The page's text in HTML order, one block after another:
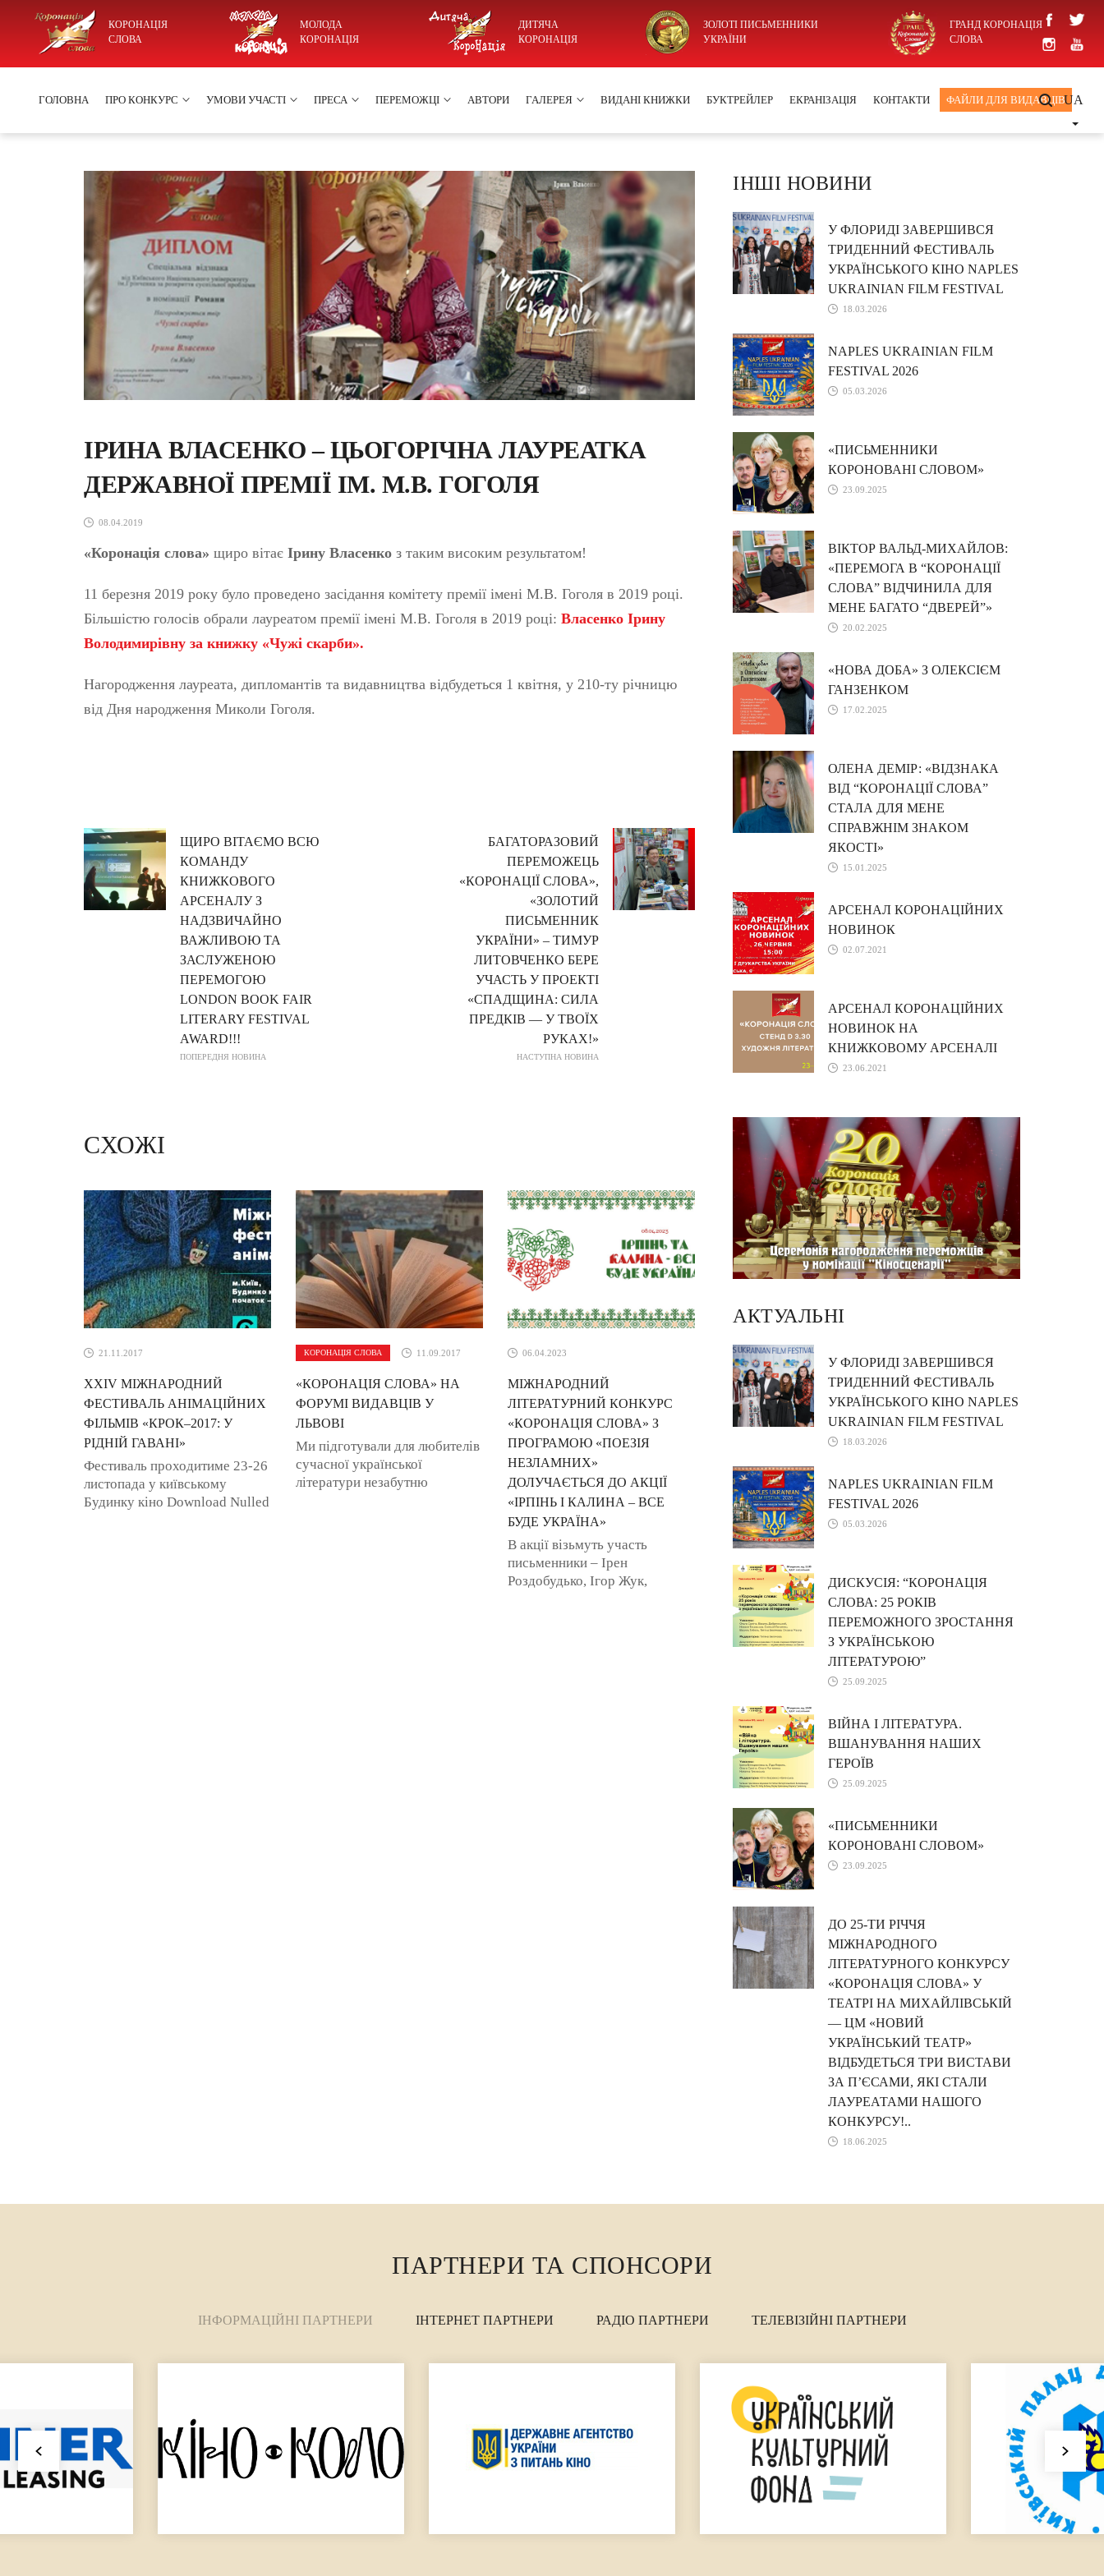
КОРОНАЦІЯ
СЛОВА
МОЛОДА
КОРОНАЦІЯ
ДИТЯЧА
КОРОНАЦІЯ
ЗОЛОТІ ПИСЬМЕННИКИ
УКРАЇНИ
ГРАНД КОРОНАЦІЯ
СЛОВА
ГОЛОВНА ПРО КОНКУРС УМОВИ УЧАСТІ ПРЕСА ПЕРЕМОЖЦІ АВТОРИ ГАЛЕРЕЯ ВИДАНІ КНИЖКИ БУКТРЕЙЛЕР ЕКРАНІЗАЦІЯ КОНТАКТИ ФАЙЛИ ДЛЯ ВИДАВЦІВUA
ІРИНА ВЛАСЕНКО – ЦЬОГОРІЧНА ЛАУРЕАТКА
ДЕРЖАВНОЇ ПРЕМІЇ ІМ. М.В. ГОГОЛЯ
08.04.2019
«Коронація слова» щиро вітає Ірину Власенко з таким високим результатом!
11 березня 2019 року було проведено засідання комітету премії імені М.В. Гоголя в 2019 році.
Більшістю голосів обрали лауреатом премії імені М.В. Гоголя в 2019 році: Власенко Ірину
Володимирівну за книжку «Чужі скарби».
Нагородження лауреата, дипломантів та видавництва відбудеться 1 квітня, у 210-ту річницю
від Дня народження Миколи Гоголя.
ЩИРО ВІТАЄМО ВСЮ
КОМАНДУ
КНИЖКОВОГО
АРСЕНАЛУ З
НАДЗВИЧАЙНО
ВАЖЛИВОЮ ТА
ЗАСЛУЖЕНОЮ
ПЕРЕМОГОЮ
LONDON BOOK FAIR
LITERARY FESTIVAL
AWARD!!!
ПОПЕРЕДНЯ НОВИНА
БАГАТОРАЗОВИЙ
ПЕРЕМОЖЕЦЬ
«КОРОНАЦІЇ СЛОВА»,
«ЗОЛОТИЙ
ПИСЬМЕННИК
УКРАЇНИ» – ТИМУР
ЛИТОВЧЕНКО БЕРЕ
УЧАСТЬ У ПРОЕКТІ
«СПАДЩИНА: СИЛА
ПРЕДКІВ — У ТВОЇХ
РУКАХ!»
НАСТУПНА НОВИНА
СХОЖІ
21.11.2017
ХXIV МІЖНАРОДНИЙ
ФЕСТИВАЛЬ АНІМАЦІЙНИХ
ФІЛЬМІВ «КРОК–2017: У
РІДНІЙ ГАВАНІ»
Фестиваль проходитиме 23-26
листопада у київському
Будинку кіно Download Nulled
КОРОНАЦІЯ СЛОВА 11.09.2017
«КОРОНАЦІЯ СЛОВА» НА
ФОРУМІ ВИДАВЦІВ У
ЛЬВОВІ
Ми підготували для любителів
сучасної української
літератури незабутню
06.04.2023
МІЖНАРОДНИЙ
ЛІТЕРАТУРНИЙ КОНКУРС
«КОРОНАЦІЯ СЛОВА» З
ПРОГРАМОЮ «ПОЕЗІЯ
НЕЗЛАМНИХ»
ДОЛУЧАЄТЬСЯ ДО АКЦІЇ
«ІРПІНЬ І КАЛИНА – ВСЕ
БУДЕ УКРАЇНА»
В акції візьмуть участь
письменники – Ірен
Роздобудько, Ігор Жук,
ІНШІ НОВИНИ
У ФЛОРИДІ ЗАВЕРШИВСЯ
ТРИДЕННИЙ ФЕСТИВАЛЬ
УКРАЇНСЬКОГО КІНО NAPLES
UKRAINIAN FILM FESTIVAL
18.03.2026
NAPLES UKRAINIAN FILM
FESTIVAL 2026
05.03.2026
«ПИСЬМЕННИКИ
КОРОНОВАНІ СЛОВОМ»
23.09.2025
ВІКТОР ВАЛЬД-МИХАЙЛОВ:
«ПЕРЕМОГА В “КОРОНАЦІЇ
СЛОВА” ВІДЧИНИЛА ДЛЯ
МЕНЕ БАГАТО “ДВЕРЕЙ”»
20.02.2025
«НОВА ДОБА» З ОЛЕКСІЄМ
ГАНЗЕНКОМ
17.02.2025
ОЛЕНА ДЕМІР: «ВІДЗНАКА
ВІД “КОРОНАЦІЇ СЛОВА”
СТАЛА ДЛЯ МЕНЕ
СПРАВЖНІМ ЗНАКОМ
ЯКОСТІ»
15.01.2025
АРСЕНАЛ КОРОНАЦІЙНИХ
НОВИНОК
02.07.2021
АРСЕНАЛ КОРОНАЦІЙНИХ
НОВИНОК НА
КНИЖКОВОМУ АРСЕНАЛІ
23.06.2021
АКТУАЛЬНІ
У ФЛОРИДІ ЗАВЕРШИВСЯ
ТРИДЕННИЙ ФЕСТИВАЛЬ
УКРАЇНСЬКОГО КІНО NAPLES
UKRAINIAN FILM FESTIVAL
18.03.2026
NAPLES UKRAINIAN FILM
FESTIVAL 2026
05.03.2026
ДИСКУСІЯ: “КОРОНАЦІЯ
СЛОВА: 25 РОКІВ
ПЕРЕМОЖНОГО ЗРОСТАННЯ
З УКРАЇНСЬКОЮ
ЛІТЕРАТУРОЮ”
25.09.2025
ВІЙНА І ЛІТЕРАТУРА.
ВШАНУВАННЯ НАШИХ
ГЕРОЇВ
25.09.2025
«ПИСЬМЕННИКИ
КОРОНОВАНІ СЛОВОМ»
23.09.2025
ДО 25-ТИ РІЧЧЯ
МІЖНАРОДНОГО
ЛІТЕРАТУРНОГО КОНКУРСУ
«КОРОНАЦІЯ СЛОВА» У
ТЕАТРІ НА МИХАЙЛІВСЬКІЙ
— ЦМ «НОВИЙ
УКРАЇНСЬКИЙ ТЕАТР»
ВІДБУДЕТЬСЯ ТРИ ВИСТАВИ
ЗА П’ЄСАМИ, ЯКІ СТАЛИ
ЛАУРЕАТАМИ НАШОГО
КОНКУРСУ!..
18.06.2025
ПАРТНЕРИ ТА СПОНСОРИ
ІНФОРМАЦІЙНІ ПАРТНЕРИ ІНТЕРНЕТ ПАРТНЕРИ РАДІО ПАРТНЕРИ ТЕЛЕВІЗІЙНІ ПАРТНЕРИ